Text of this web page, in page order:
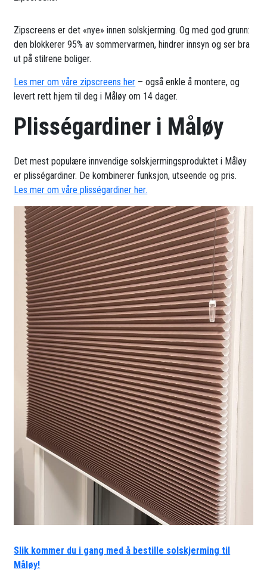
Zipscreens er det «nye» innen solskjerming. Og med god grunn:
den blokkerer 95% av sommervarmen, hindrer innsyn og ser bra
ut på stilrene boliger.
Les mer om våre zipscreens her – også enkle å montere, og
levert rett hjem til deg i Måløy om 14 dager.
Plisségardiner i Måløy
Det mest populære innvendige solskjermingsproduktet i Måløy
er plisségardiner. De kombinerer funksjon, utseende og pris.
Les mer om våre plisségardiner her.
Slik kommer du i gang med å bestille solskjerming til
Måløy!